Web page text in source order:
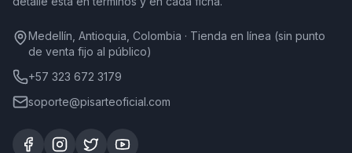
Medellín, Antioquia, Colombia · Tienda en línea (sin punto
de venta fijo al público)
+57 323 672 3179
soporte@pisarteoficial.com